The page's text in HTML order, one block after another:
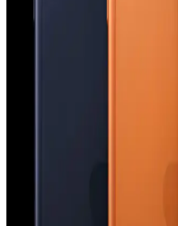
Apple'ın Experience etkinliği,
arayüzler gibi yenilikleri